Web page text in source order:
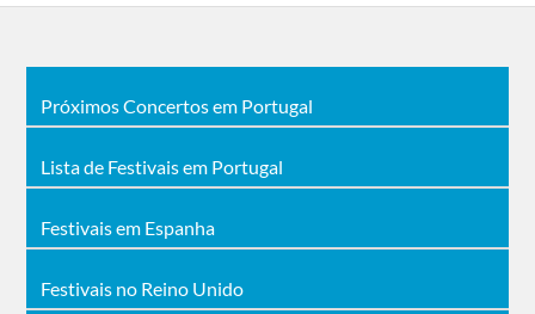
Próximos Concertos em Portugal
Lista de Festivais em Portugal
Festivais em Espanha
Festivais no Reino Unido